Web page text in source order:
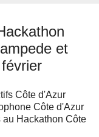
et
Côte d'Azur
Côte d'Azur
Hackathon Côte